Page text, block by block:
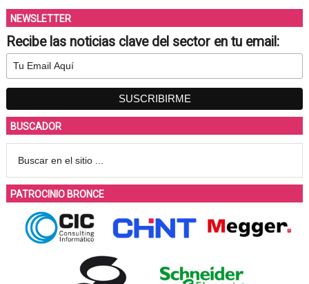
NEWSLETTER
Recibe las noticias clave del sector en tu email:
BUSCADOR
PATROCINIO BRONCE